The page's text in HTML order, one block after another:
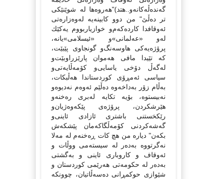
گه‌نده‌ڵه‌كانه‌و..هتد)"هەروەها لە شوێنێكی
تر دەڵێ" من دوو كابینه‌یه‌ له‌وه‌زاره‌تی‌
ئه‌وقافدا كارده‌كه‌م‌و خوازیاربووم یه‌كێك
له‌و «عه‌لمانی»‌و «ئیسلامی‌»یانه‌،
پرۆژه‌یه‌كی‌ هاوسه‌نگ‌و گونجاوی‌ پێبێت،
كه‌ تێیدا مافی‌ هه‌موان پارێزراوبێت‌و
له‌گه‌ڵ دۆخی‌ یاسایی‌‌و كۆمه‌ڵایه‌تی‌‌و
سیاسی‌ ئه‌مڕۆی‌ كوردستاندا هه‌ڵبكات،
به‌ڵام زۆر به‌داخه‌وه‌ ده‌ڵێم ئه‌وه‌م نه‌دیوه‌و
نه‌بیستوه‌، بۆیه‌ تكایه‌ له‌بری‌ ره‌خنه‌‌و
هێرشكردن، پرۆژه‌ی‌ پێكه‌وه‌ژیان‌و
رێكخستنی‌ باشتری‌ ئازادی‌ ئاینی‌‌و
گه‌شه‌كردنی‌ كۆمه‌ڵگاكه‌مان پێشكه‌ش
بكه‌ن" دیارە من هچ كات ڕەخنەم لە مەلا
نەگرتووە بەدەر لە سیستەمی ووڵات و
ئەوقاف و كاروباری ئاینی و بەگشتی
بەدەر لە حكومەتی هەرێمی كوردستان و
شێوازی حوكمڕانی دەسەڵاتیان، چوونكە